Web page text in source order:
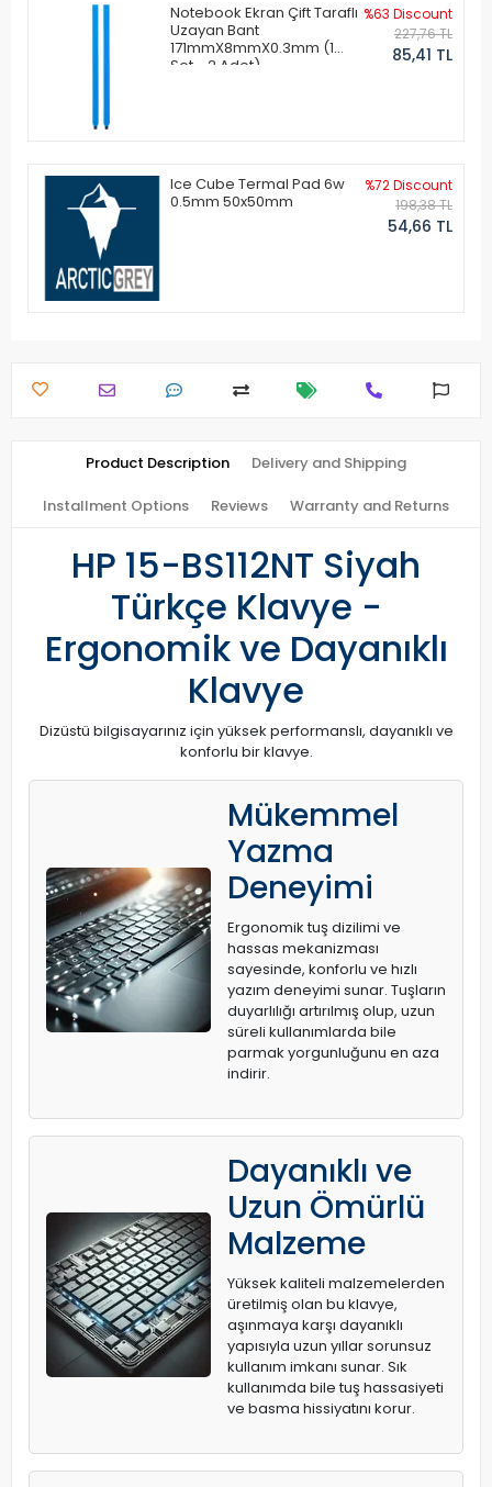
Notebook Ekran Çift Taraflı
Uzayan Bant
171mmX8mmX0.3mm (1
Set - 2 Adet)
%63 Discount
227,76 TL
85,41 TL
Ice Cube Termal Pad 6w
0.5mm 50x50mm
%72 Discount
198,38 TL
54,66 TL
Product Description Delivery and Shipping
Installment Options Reviews Warranty and Returns
HP 15-BS112NT Siyah
Türkçe Klavye -
Ergonomik ve Dayanıklı
Klavye
Dizüstü bilgisayarınız için yüksek performanslı, dayanıklı ve
konforlu bir klavye.
Mükemmel
Yazma
Deneyimi
Ergonomik tuş dizilimi ve
hassas mekanizması
sayesinde, konforlu ve hızlı
yazım deneyimi sunar. Tuşların
duyarlılığı artırılmış olup, uzun
süreli kullanımlarda bile
parmak yorgunluğunu en aza
indirir.
Dayanıklı ve
Uzun Ömürlü
Malzeme
Yüksek kaliteli malzemelerden
üretilmiş olan bu klavye,
aşınmaya karşı dayanıklı
yapısıyla uzun yıllar sorunsuz
kullanım imkanı sunar. Sık
kullanımda bile tuş hassasiyeti
ve basma hissiyatını korur.